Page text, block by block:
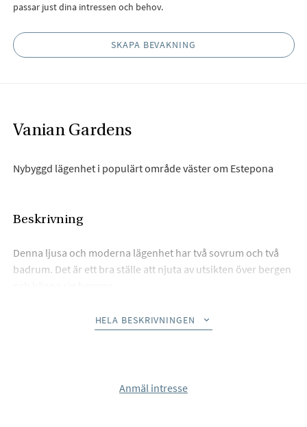
passar just dina intressen och behov.
SKAPA BEVAKNING
Vanian Gardens
Nybyggd lägenhet i populärt område väster om Estepona
Beskrivning
Denna ljusa och moderna lägenhet har två sovrum och två
badrum. Det är ett bra ställe att njuta av utsikten över bergen
Vad gör den speciell:
Modernt kök – med mycket utrymme och allt du behöver för
HELA BESKRIVNINGEN
Anmäl intresse